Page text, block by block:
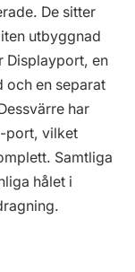
De sitter
utbyggnad
Displayport, en
och en separat
har
port, vilket
Samtliga
hålet i